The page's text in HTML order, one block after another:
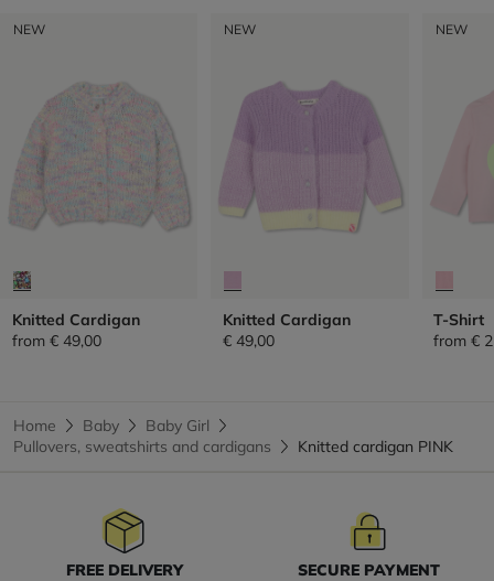
NEW
Knitted Cardigan
from € 49,00
NEW
Knitted Cardigan
€ 49,00
NEW
T-Shirt
from€
Home Baby
Baby Girl
Pullovers, sweatshirts and cardigans
Knitted cardigan PINK
FREE DELIVERY
SECURE PAYMENT